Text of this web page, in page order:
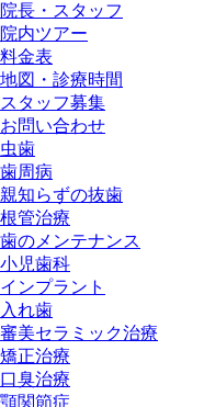
院長・スタッフ
院内ツアー
料金表
地図・診療時間
スタッフ募集
お問い合わせ
虫歯
歯周病
親知らずの抜歯
根管治療
歯のメンテナンス
小児歯科
インプラント
入れ歯
審美セラミック治療
矯正治療
口臭治療
顎関節症